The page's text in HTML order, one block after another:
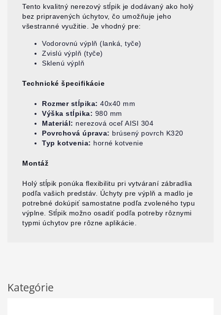
Tento kvalitný nerezový stĺpik je dodávaný ako holý
bez pripravených úchytov, čo umožňuje jeho
všestranné využitie. Je vhodný pre:
Vodorovnú výplň (lanká, tyče)
Zvislú výplň (tyče)
Sklenú výplň
Technické špecifikácie
Rozmer stĺpika: 40x40 mm
Výška stĺpika: 980 mm
Materiál: nerezová oceľ AISI 304
Povrchová úprava: brúsený povrch K320
Typ kotvenia: horné kotvenie
Montáž
Holý stĺpik ponúka flexibilitu pri vytváraní zábradlia
podľa vašich predstáv. Úchyty pre výplň a madlo je
potrebné dokúpiť samostatne podľa zvoleného typu
výplne. Stĺpik možno osadiť podľa potreby rôznymi
typmi úchytov pre rôzne aplikácie.
Kategórie